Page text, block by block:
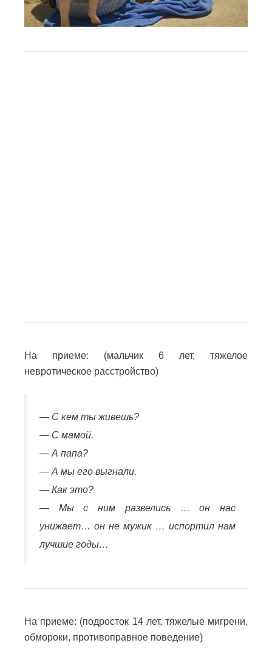
На приеме: (мальчик 6 лет, тяжелое
невротическое расстройство)
— С кем ты живешь?
— С мамой.
— А папа?
— А мы его выгнали.
— Как это?
— Мы с ним развелись … он нас
унижает… он не мужик … испортил нам
лучшие годы…
На приеме: (подросток 14 лет, тяжелые мигрени,
обмороки, противоправное поведение)